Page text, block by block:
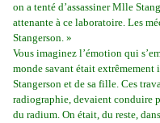
on a tenté d’assassiner Mlle
attenante à ce laboratoire. Les
Stangerson. »
Vous imaginez l’émotion qui
monde savant était extrêmement
Stangerson et de sa fille. Ces
radiographie, devaient conduire
du radium. On était, du reste,